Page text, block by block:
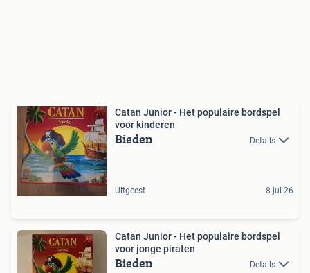
Catan Junior - Het populaire bordspel
voor kinderen
Bieden Details
Uitgeest 8 jul 26
Catan Junior - Het populaire bordspel
voor jonge piraten
Bieden Details